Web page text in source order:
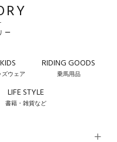
ー
KIDS
ズウェア
RIDING GOODS
乗馬用品
LIFE STYLE
書籍・雑貨など